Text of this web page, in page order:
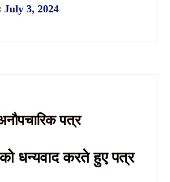
July 3, 2024
पत्र
को धन्यवाद करते हुए पत्र